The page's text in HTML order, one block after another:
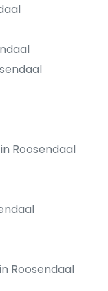
Roosendaal
Roosendaal